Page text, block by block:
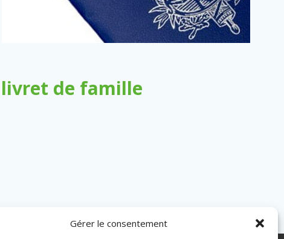
Gérer le consentement
de famille